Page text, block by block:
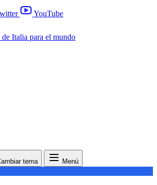
YouTube
Italia para el mundo
tema Menú